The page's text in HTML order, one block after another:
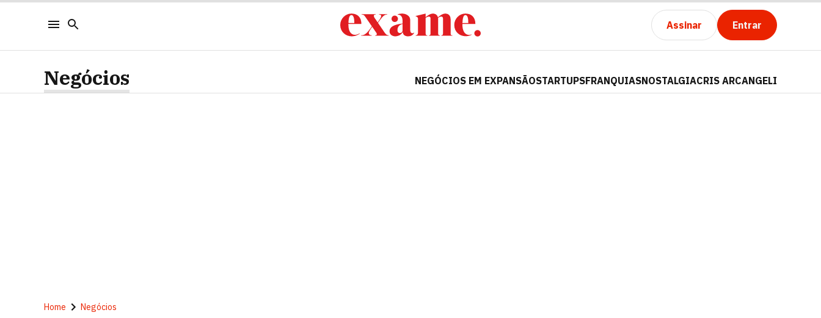
Assinar Entrar
Negócios NEGÓCIOS EM EXPANSÃOSTARTUPSFRANQUIASNOSTALGIACRIS ARCANGELI
Home Negócios